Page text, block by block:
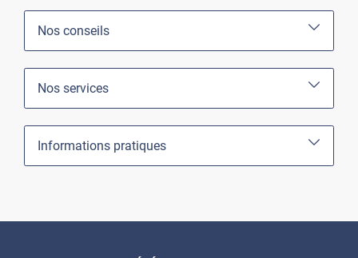
Nos conseils
Nos services
Informations pratiques